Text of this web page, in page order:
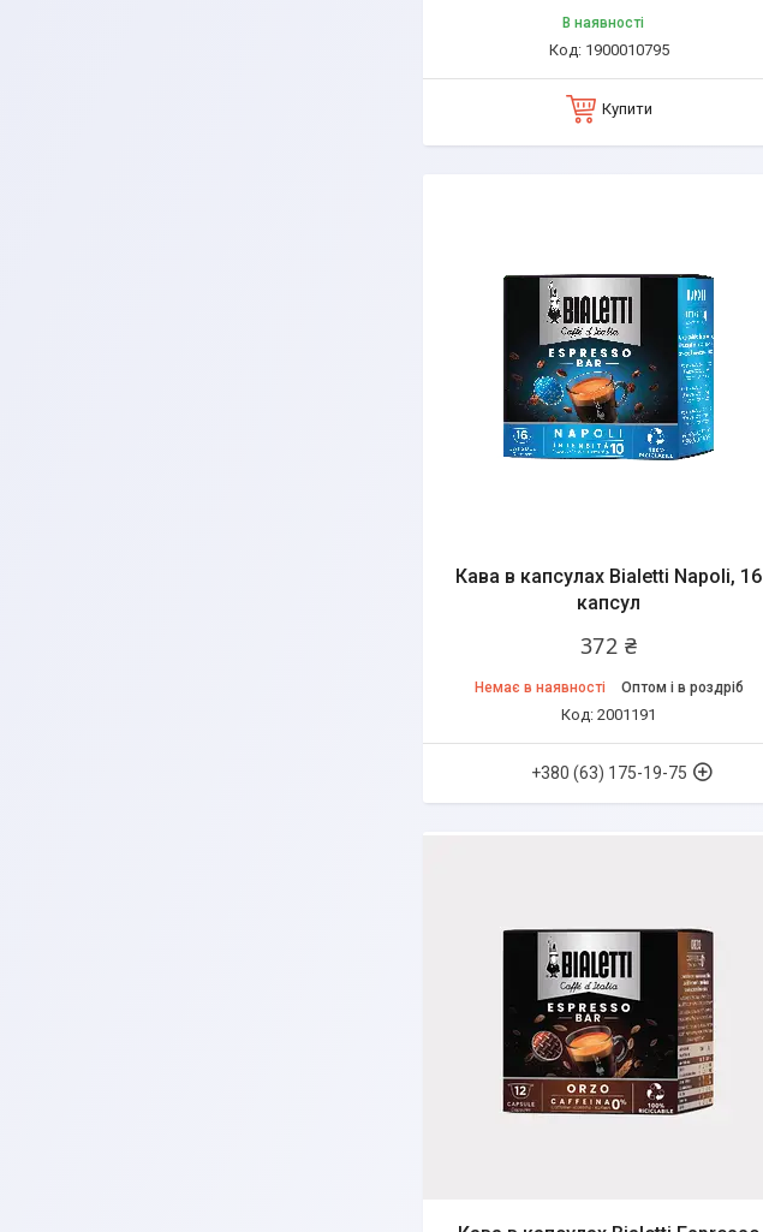
В наявності
1900010795
Купити
Кава в капсулах Bialetti Napoli, 16
капсул
372 ₴
Немає в наявності Оптом і в роздріб
2001191
+380 (63) 175-19-75